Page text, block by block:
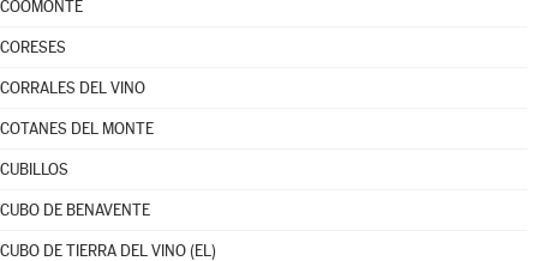
COOMONTE
CORESES
CORRALES DEL VINO
COTANES DEL MONTE
CUBILLOS
CUBO DE BENAVENTE
CUBO DE TIERRA DEL VINO (EL)